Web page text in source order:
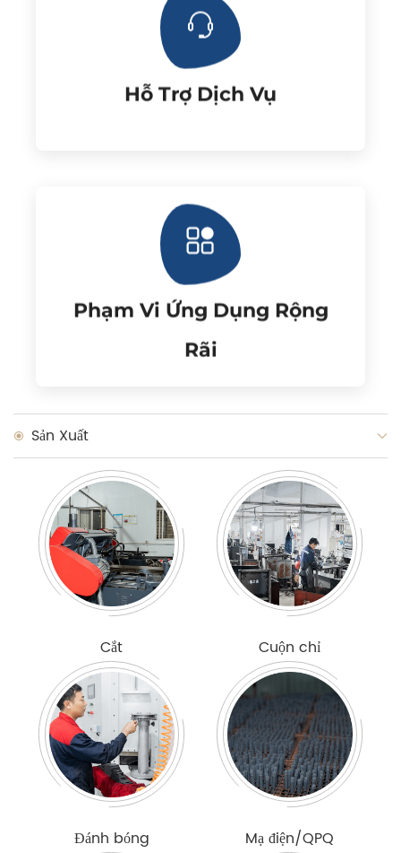
Hỗ Trợ Dịch Vụ
Hỗ Trợ Dịch Vụ
Cung cấp các phụ kiện phù hợp cho
khách hàng. Thanh piston mạ crom, bảo
hành ba năm.
Phạm Vi Ứng Dụng Rộng
Rãi
Rãi
Sản phẩm cần piston thủy lực đa dạng,
có thể được sử dụng trong ô tô, nội thất,
máy móc và nhiều lĩnh vực khác.
Sản Xuất
Cắt Cuộn chỉ
Đánh bóng Mạ điện/QPQ